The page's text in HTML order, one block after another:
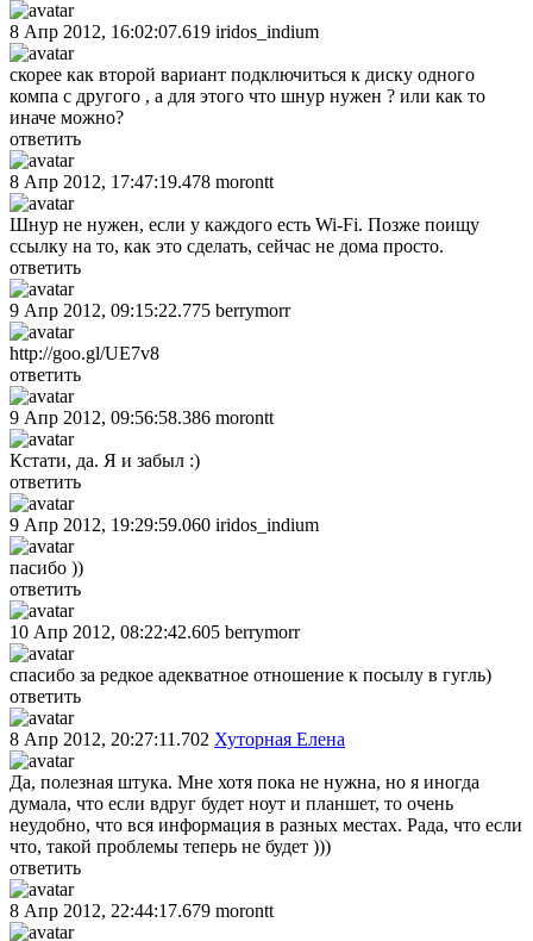
8 Апр 2012, 16:02:07.619 iridos_indium
скорее как второй вариант подключиться к диску одного
компа с другого , а для этого что шнур нужен ? или как то
иначе можно?
ответить
8 Апр 2012, 17:47:19.478 morontt
Шнур не нужен, если у каждого есть Wi-Fi. Позже поищу
ссылку на то, как это сделать, сейчас не дома просто.
ответить
9 Апр 2012, 09:15:22.775 berrymorr
http://goo.gl/UE7v8
ответить
9 Апр 2012, 09:56:58.386 morontt
Кстати, да. Я и забыл :)
ответить
9 Апр 2012, 19:29:59.060 iridos_indium
пасибо ))
ответить
10 Апр 2012, 08:22:42.605 berrymorr
спасибо за редкое адекватное отношение к посылу в гугль)
ответить
8 Апр 2012, 20:27:11.702 Хуторная Елена
Да, полезная штука. Мне хотя пока не нужна, но я иногда
думала, что если вдруг будет ноут и планшет, то очень
неудобно, что вся информация в разных местах. Рада, что если
что, такой проблемы теперь не будет )))
ответить
8 Апр 2012, 22:44:17.679 morontt